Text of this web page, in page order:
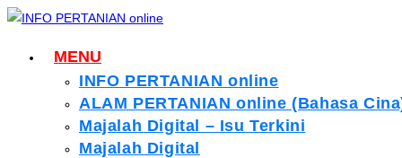
Skip
content
MENU
INFO PERTANIAN online
ALAM PERTANIAN online (Bahasa
Majalah Digital – Isu Terkini
Majalah Digital